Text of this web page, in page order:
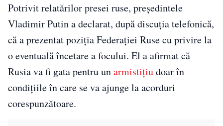
Potrivit relatărilor presei ruse, președintele
Vladimir Putin a declarat, după discuția telefonică,
că a prezentat poziția Federației Ruse cu privire la
o eventuală încetare a focului. El a afirmat că
Rusia va fi gata pentru unarmistițiudoar în
condițiile în care se va ajunge la acorduri
corespunzătoare.